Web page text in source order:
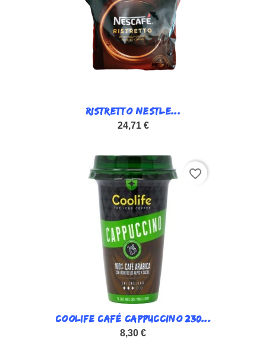
RISTRETTO NESTLE...
24,71 €
COOLIFE CAFÉ CAPPUCCINO 230...
8,30 €
favorite_border